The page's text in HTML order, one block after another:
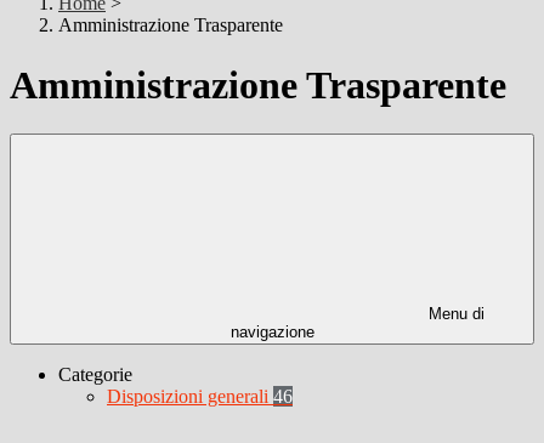
Amministrazione Trasparente
Amministrazione Trasparente
Menu di
navigazione
Categorie
Disposizioni generali 46